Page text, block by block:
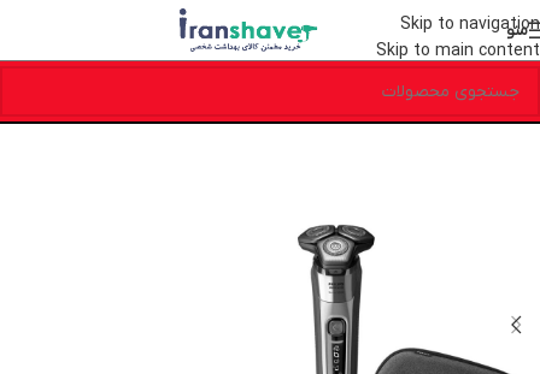
Skip to navigation
Skip to main content
منو